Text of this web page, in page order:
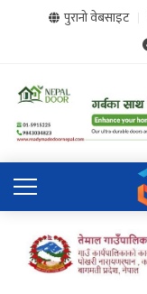
पुरानो वेबसाइट